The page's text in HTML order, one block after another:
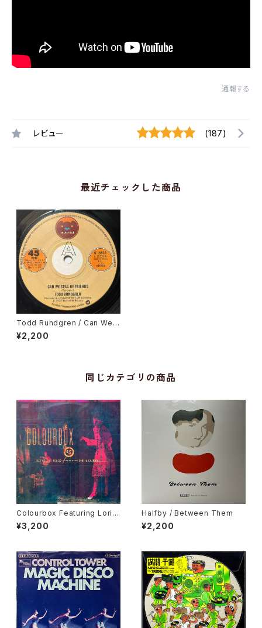
通報する
レビュー (187)
最近チェックした商品
Todd Rundgren / Can We S
till Be Friends
¥2,200
同じカテゴリの商品
Colourbox Featuring Lorita
Grahame / Baby I Love You
So
¥3,200
Halfby / Between Them
¥2,200